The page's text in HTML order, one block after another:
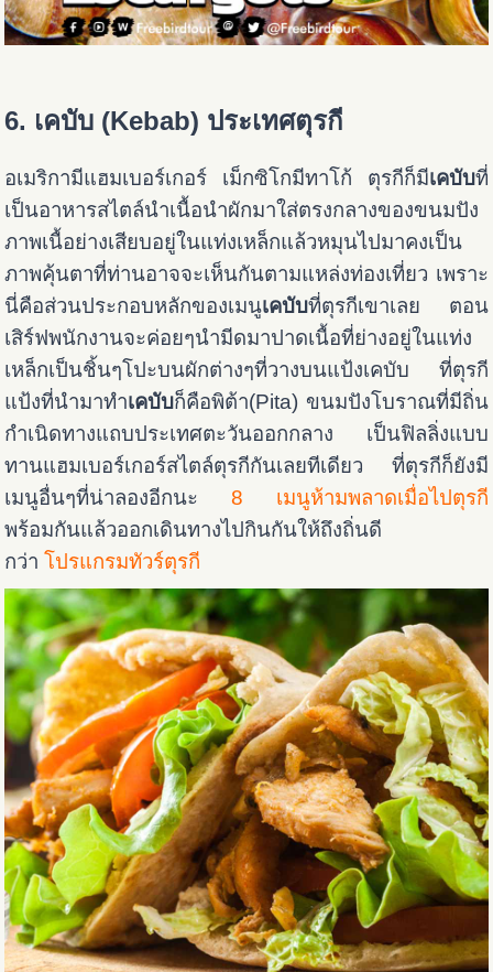
6. เคบับ (Kebab) ประเทศตุรกี
อเมริกามีแฮมเบอร์เกอร์ เม็กซิโกมีทาโก้ ตุรกีก็มีเคบับที่
เป็นอาหารสไตล์นำเนื้อนำผักมาใส่ตรงกลางของขนมปัง
ภาพเนื้อย่างเสียบอยู่ในแท่งเหล็กแล้วหมุนไปมาคงเป็น
ภาพคุ้นตาที่ท่านอาจจะเห็นกันตามแหล่งท่องเที่ยว เพราะ
นี่คือส่วนประกอบหลักของเมนูเคบับที่ตุรกีเขาเลย ตอน
เสิร์ฟพนักงานจะค่อยๆนำมีดมาปาดเนื้อที่ย่างอยู่ในแท่ง
เหล็กเป็นชิ้นๆโปะบนผักต่างๆที่วางบนแป้งเคบับ ที่ตุรกี
แป้งที่นำมาทำเคบับก็คือพิต้า(Pita) ขนมปังโบราณที่มีถิ่น
กำเนิดทางแถบประเทศตะวันออกกลาง เป็นฟิลลิ่งแบบ
ทานแฮมเบอร์เกอร์สไตล์ตุรกีกันเลยทีเดียว ที่ตุรกีก็ยังมี
เมนูอื่นๆที่น่าลองอีกนะ 8 เมนูห้ามพลาดเมื่อไปตุรกี
พร้อมกันแล้วออกเดินทางไปกินกันให้ถึงถิ่นดี
กว่าโปรแกรมทัวร์ตุรกี